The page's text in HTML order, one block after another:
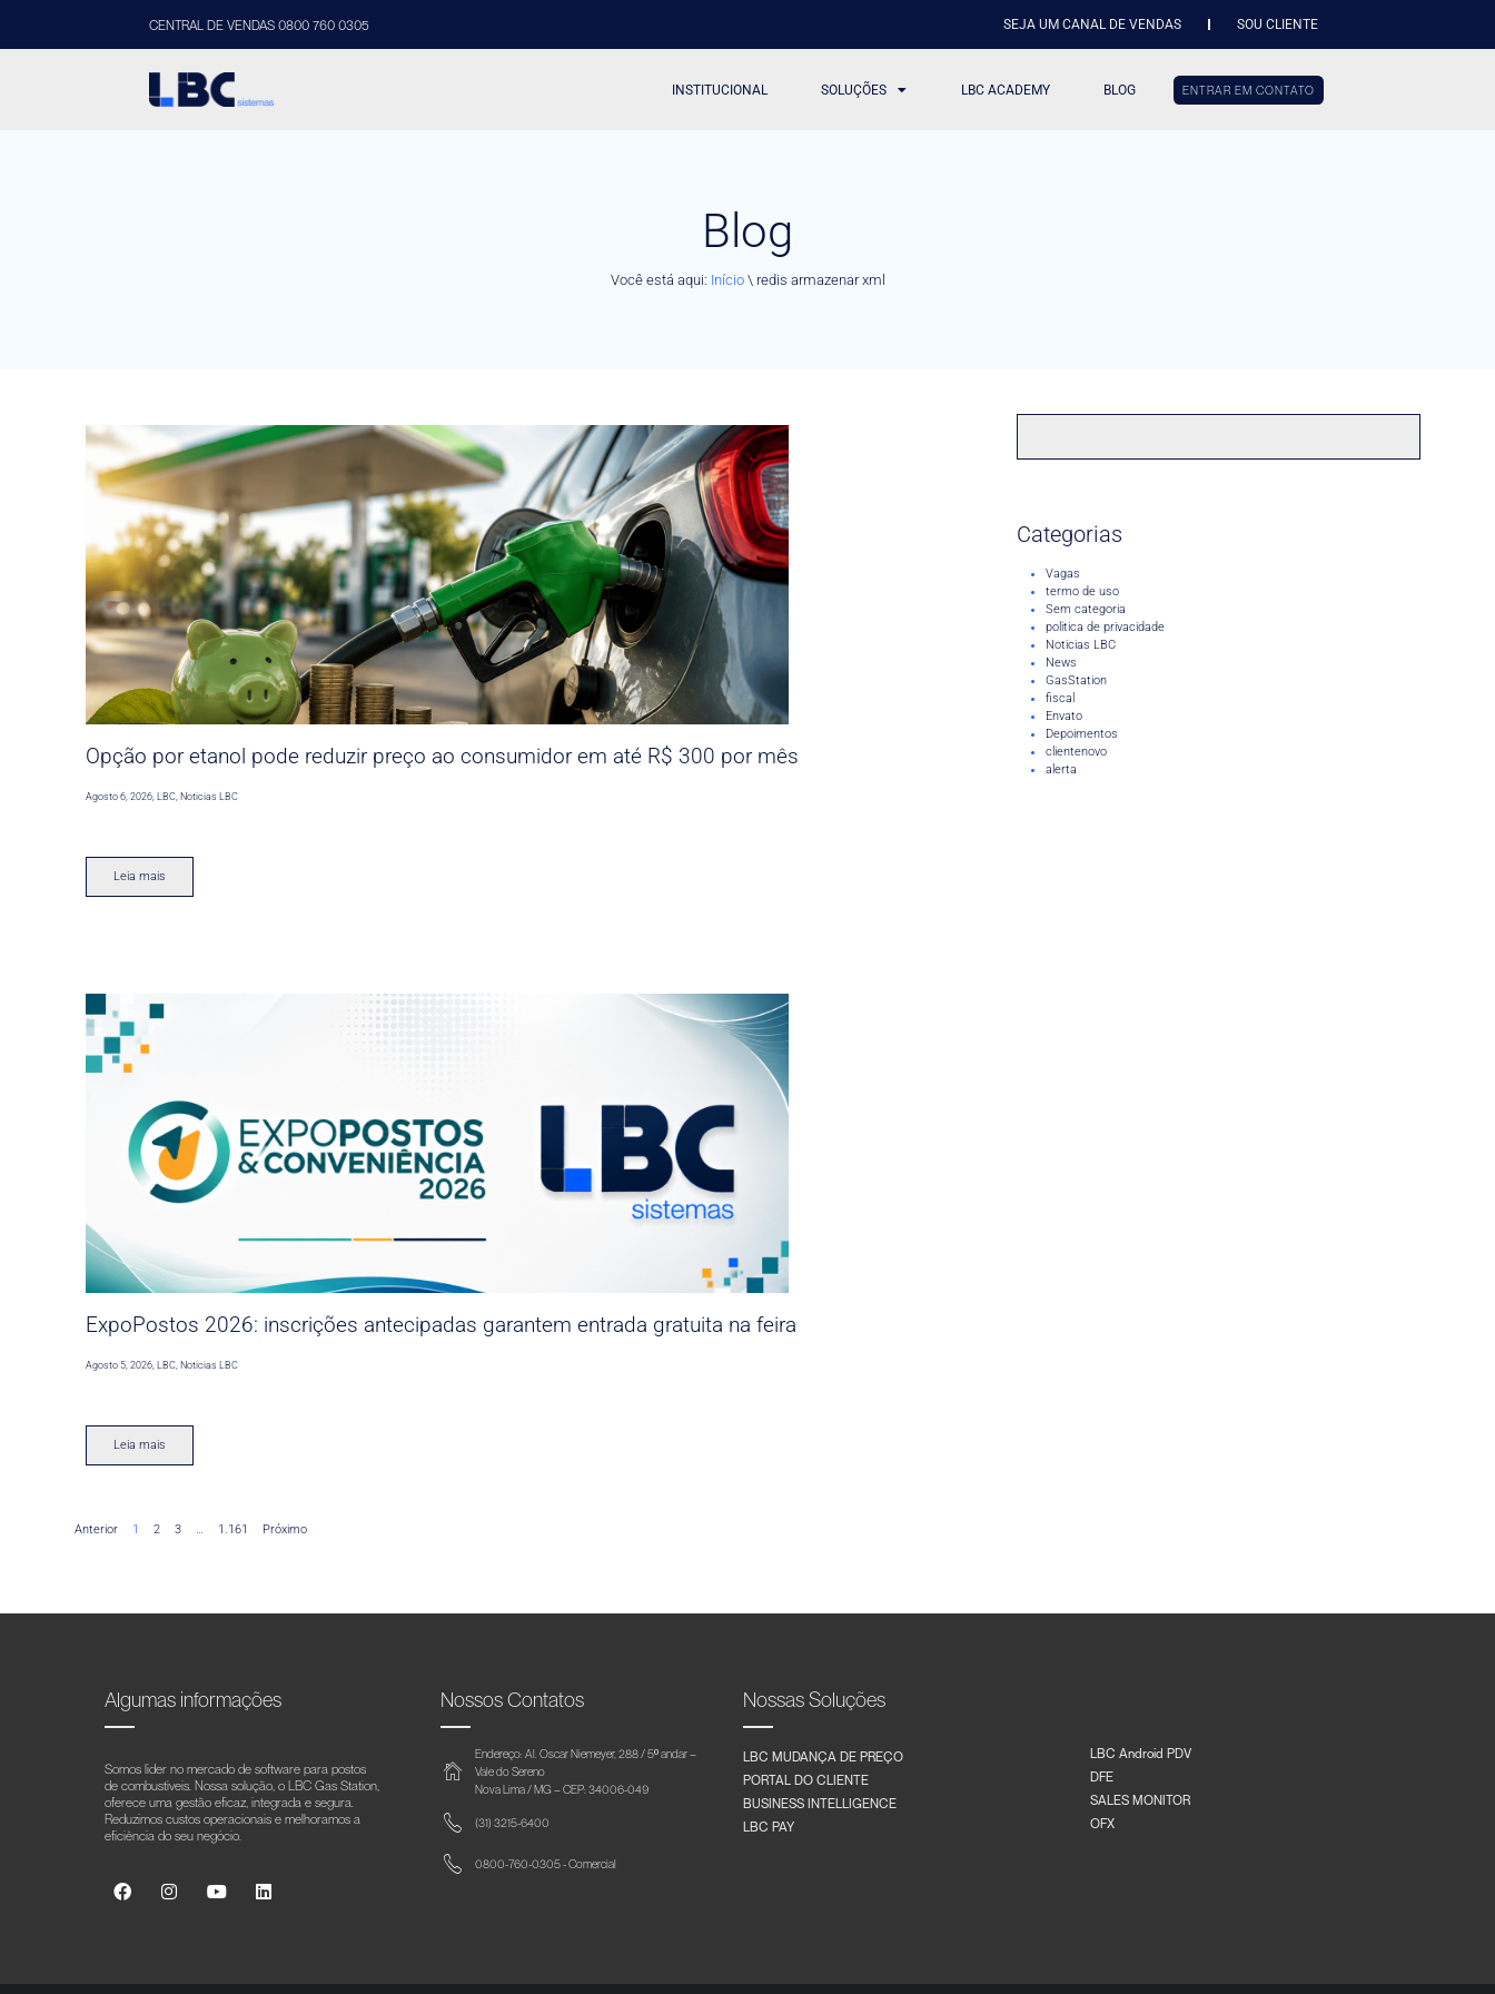
CENTRAL DE VENDAS 0800 760 0305 SEJA UM CANAL DE VENDAS SOU CLIENTE
INSTITUCIONAL SOLUÇÕES LBC ACADEMY BLOG ENTRAR EM CONTATO
Blog
Você está aqui: Início\ redis armazenar xml
Opção por etanol pode reduzir preço ao consumidor em até R$ 300 por mês
Agosto 6, 2026,LBC,Noticias LBC
Leia mais
ExpoPostos 2026: inscrições antecipadas garantem entrada gratuita na feira
Agosto 5, 2026 ,LBC Noticias LBC
Leia mais
Anterior 1 2 3 … 1.161 Próximo
Categorias
Vagas
termo de uso
Sem categoria
politica de privacidade
Noticias LBC
News
GasStation
fiscal
Envato
Depoimentos
clientenovo
alerta
Algumas informações
Somos líder no mercado de software para postos
de combustíveis. Nossa solução, o LBC Gas Station,
oferece uma gestão eficaz, integrada e segura.
Reduzimos custos operacionais e melhoramos a
eficiência do seu negócio.
Nossos Contatos
Endereço: Al. Oscar Niemeyer, 288 / 5º andar –
Vale do Sereno
Nova Lima / MG – CEP: 34006-049
(31) 3215-6400
0800-760-0305 - Comercial
Nossas Soluções
LBC MUDANÇA DE PREÇO
PORTAL DO CLIENTE
BUSINESS INTELLIGENCE
LBC PAY
LBC Android PDV
DFE
SALES MONITOR
OFX